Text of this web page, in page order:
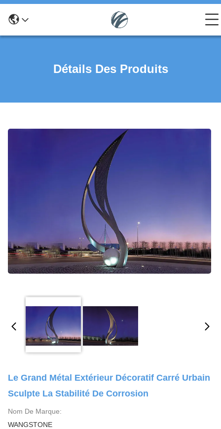
Détails Des Produits
Le Grand Métal Extérieur Décoratif Carré Urbain
Sculpte La Stabilité De Corrosion
Nom De Marque:
WANGSTONE